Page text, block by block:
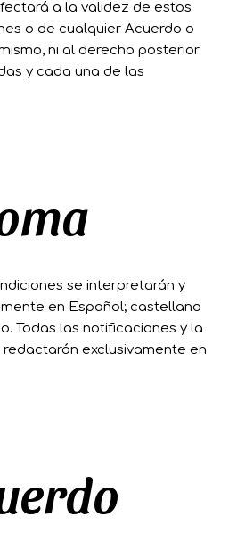
a la validez de estos
o de cualquier Acuerdo o
ni al derecho posterior
y cada una de las
se interpretarán y
en Español; castellano
Todas las notificaciones y la
exclusivamente en